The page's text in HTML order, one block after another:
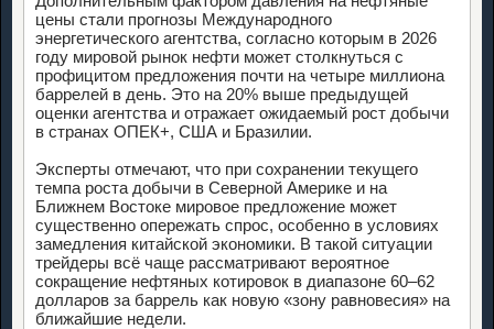
цены стали прогнозы Международного
энергетического агентства, согласно которым в 2026
году мировой рынок нефти может столкнуться с
профицитом предложения почти на четыре миллиона
баррелей в день. Это на 20% выше предыдущей
оценки агентства и отражает ожидаемый рост добычи
в странах ОПЕК+, США и Бразилии.
Эксперты отмечают, что при сохранении текущего
темпа роста добычи в Северной Америке и на
Ближнем Востоке мировое предложение может
существенно опережать спрос, особенно в условиях
замедления китайской экономики. В такой ситуации
трейдеры всё чаще рассматривают вероятное
сокращение нефтяных котировок в диапазоне 60–62
долларов за баррель как новую «зону равновесия» на
ближайшие недели.